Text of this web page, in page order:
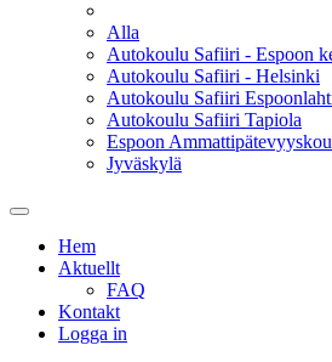
Alla
Autokoulu Safiiri - Espoon
Autokoulu Safiiri - Helsinki
Autokoulu Safiiri
Autokoulu Safiiri Tapiola
Espoon
Jyväskylä
Hem
Aktuellt
FAQ
Kontakt
Logga in